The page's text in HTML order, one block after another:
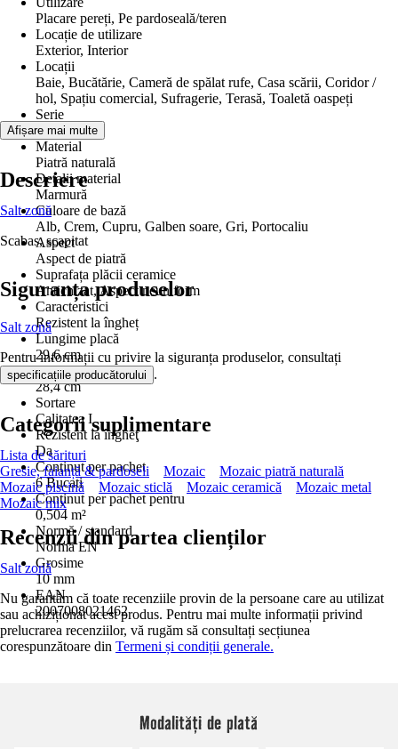
Placare pereți, Pe pardoseală/teren
Locație de utilizare
Exterior, Interior
Locații
Baie, Bucătărie, Cameră de spălat rufe, Casa scării, Coridor /
hol, Spațiu comercial, Sufragerie, Terasă, Toaletă oaspeți
Serie
-
Material
Piatră naturală
Detalii material
Marmură
Culoare de bază
Alb, Crem, Cupru, Galben soare, Gri, Portocaliu
Aspect
Aspect de piatră
Suprafața plăcii ceramice
Antichizat, Aspect neuniform
Caracteristici
Rezistent la îngheț
Lungime placă
29,6 cm
Lățime placă
28,4 cm
Sortare
Calitatea I
Rezistent la îngheţ
Da
Conţinut per pachet
6 Bucati
Conţinut per pachet pentru
0,504 m²
Normă / standard
Normă EN
Grosime
10 mm
EAN
2007008021462
Afișare mai multe
Descriere
Salt zonă
Scabas, scapitat
Siguranța produselor
Salt zonă
Pentru informații cu privire la siguranța produselor, consultați
specificațiile producătorului .
Categorii suplimentare
Lista de sărituri
Gresie, faianță & pardoseli
Mozaic
Mozaic piatră naturală
Mozaic piscină
Mozaic sticlă Mozaic ceramică
Mozaic metal
Mozaic mix
Recenzii din partea clienților
Salt zonă
Nu garantăm că toate recenziile provin de la persoane care au utilizat
sau achiziționat acest produs. Pentru mai multe informații privind
prelucrarea recenziilor, vă rugăm să consultați secțiunea
corespunzătoare din Termeni și condiții generale.
Modalități de plată